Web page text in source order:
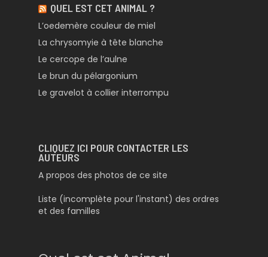
QUEL EST CET ANIMAL ?
L’oedemère couleur de miel
La chrysomyie à tête blanche
Le cercope de l’aulne
Le brun du pélargonium
Le gravelot à collier interrompu
CLIQUEZ ICI POUR CONTACTER LES
AUTEURS
A propos des photos de ce site
Liste (incomplète pour l'instant) des ordres
et des familles